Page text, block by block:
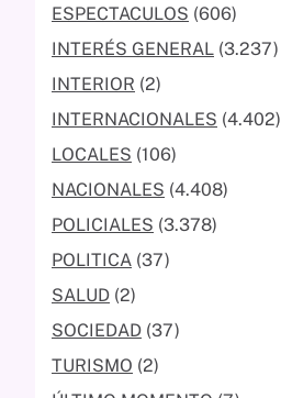
ESPECTACULOS (606)
INTERÉS GENERAL (3.237)
INTERIOR (2)
INTERNACIONALES (4.402)
LOCALES (106)
NACIONALES (4.408)
POLICIALES (3.378)
POLITICA (37)
SALUD (2)
SOCIEDAD (37)
TURISMO (2)